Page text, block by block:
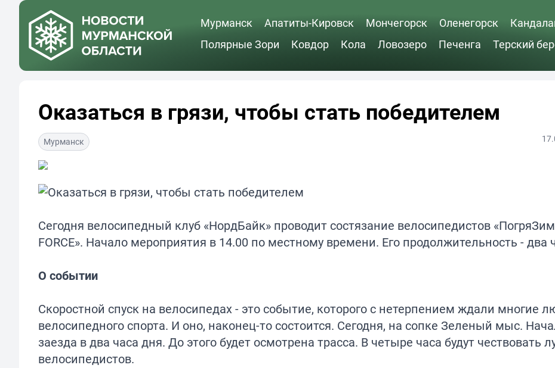
Мурманск Апатиты-Кировск Мончегорск Оленегорск
Полярные Зори
Ковдор Кола Ловозеро Печенга Терский
Оказаться в грязи, чтобы стать победителем
Мурманск
Сегодня велосипедный клуб «НордБайк» проводит состязание велосипедистов
FORCE». Начало мероприятия в 14.00 по местному времени. Его продолжительность - два
О событии
Скоростной спуск на велосипедах - это событие, которого с нетерпением ждали многие
велосипедного спорта. И оно, наконец-то состоится. Сегодня, на сопке Зеленый мыс.
заезда в два часа дня. До этого будет осмотрена трасса. В четыре часа будут чествовать
велосипедистов.